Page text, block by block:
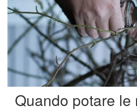
Quando potare le